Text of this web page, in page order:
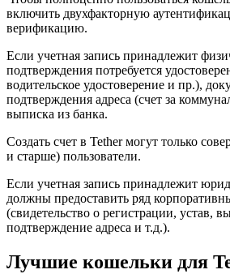
включить двухфакторную
верификацию.
Если учетная запись принадлежит
подтверждения потребуется
водительское удостоверение и пр.),
подтверждения адреса (счет за
выписка из банка.
Создать счет в Tether могут только
и старше) пользователи.
Если учетная запись принадлежит
должны предоставить ряд
(свидетельство о регистрации, устав,
подтверждение адреса и т.д.).
Лучшие кошельки для